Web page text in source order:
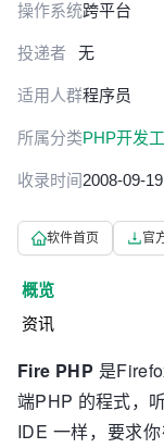
操作系统跨平台
投递者 无
适用人群程序员
所属分类PHP开发工
收录时间2008-09-
软件首页 官
概览
资讯
Fire PHP 是
端PHP 的程式，
IDE 一样，要求